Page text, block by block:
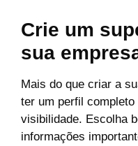
Crie um
sua
Mais do que criar a
ter um perfil
visibilidade. Escolha
informações